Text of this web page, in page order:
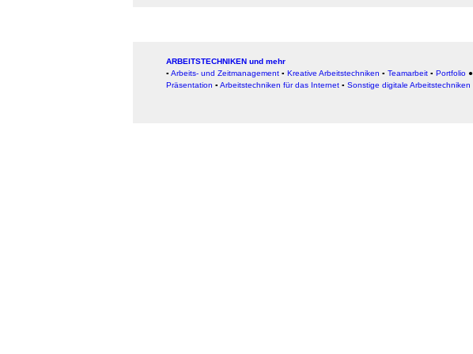
ARBEITSTECHNIKEN und mehr
▪ Arbeits- und Zeitmanagement ▪ Kreative Arbeitstechniken ▪ Teamarbeit ▪ Portfolio ●
Präsentation ▪ Arbeitstechniken für das Internet ▪ Sonstige digitale Arbeitstechniken